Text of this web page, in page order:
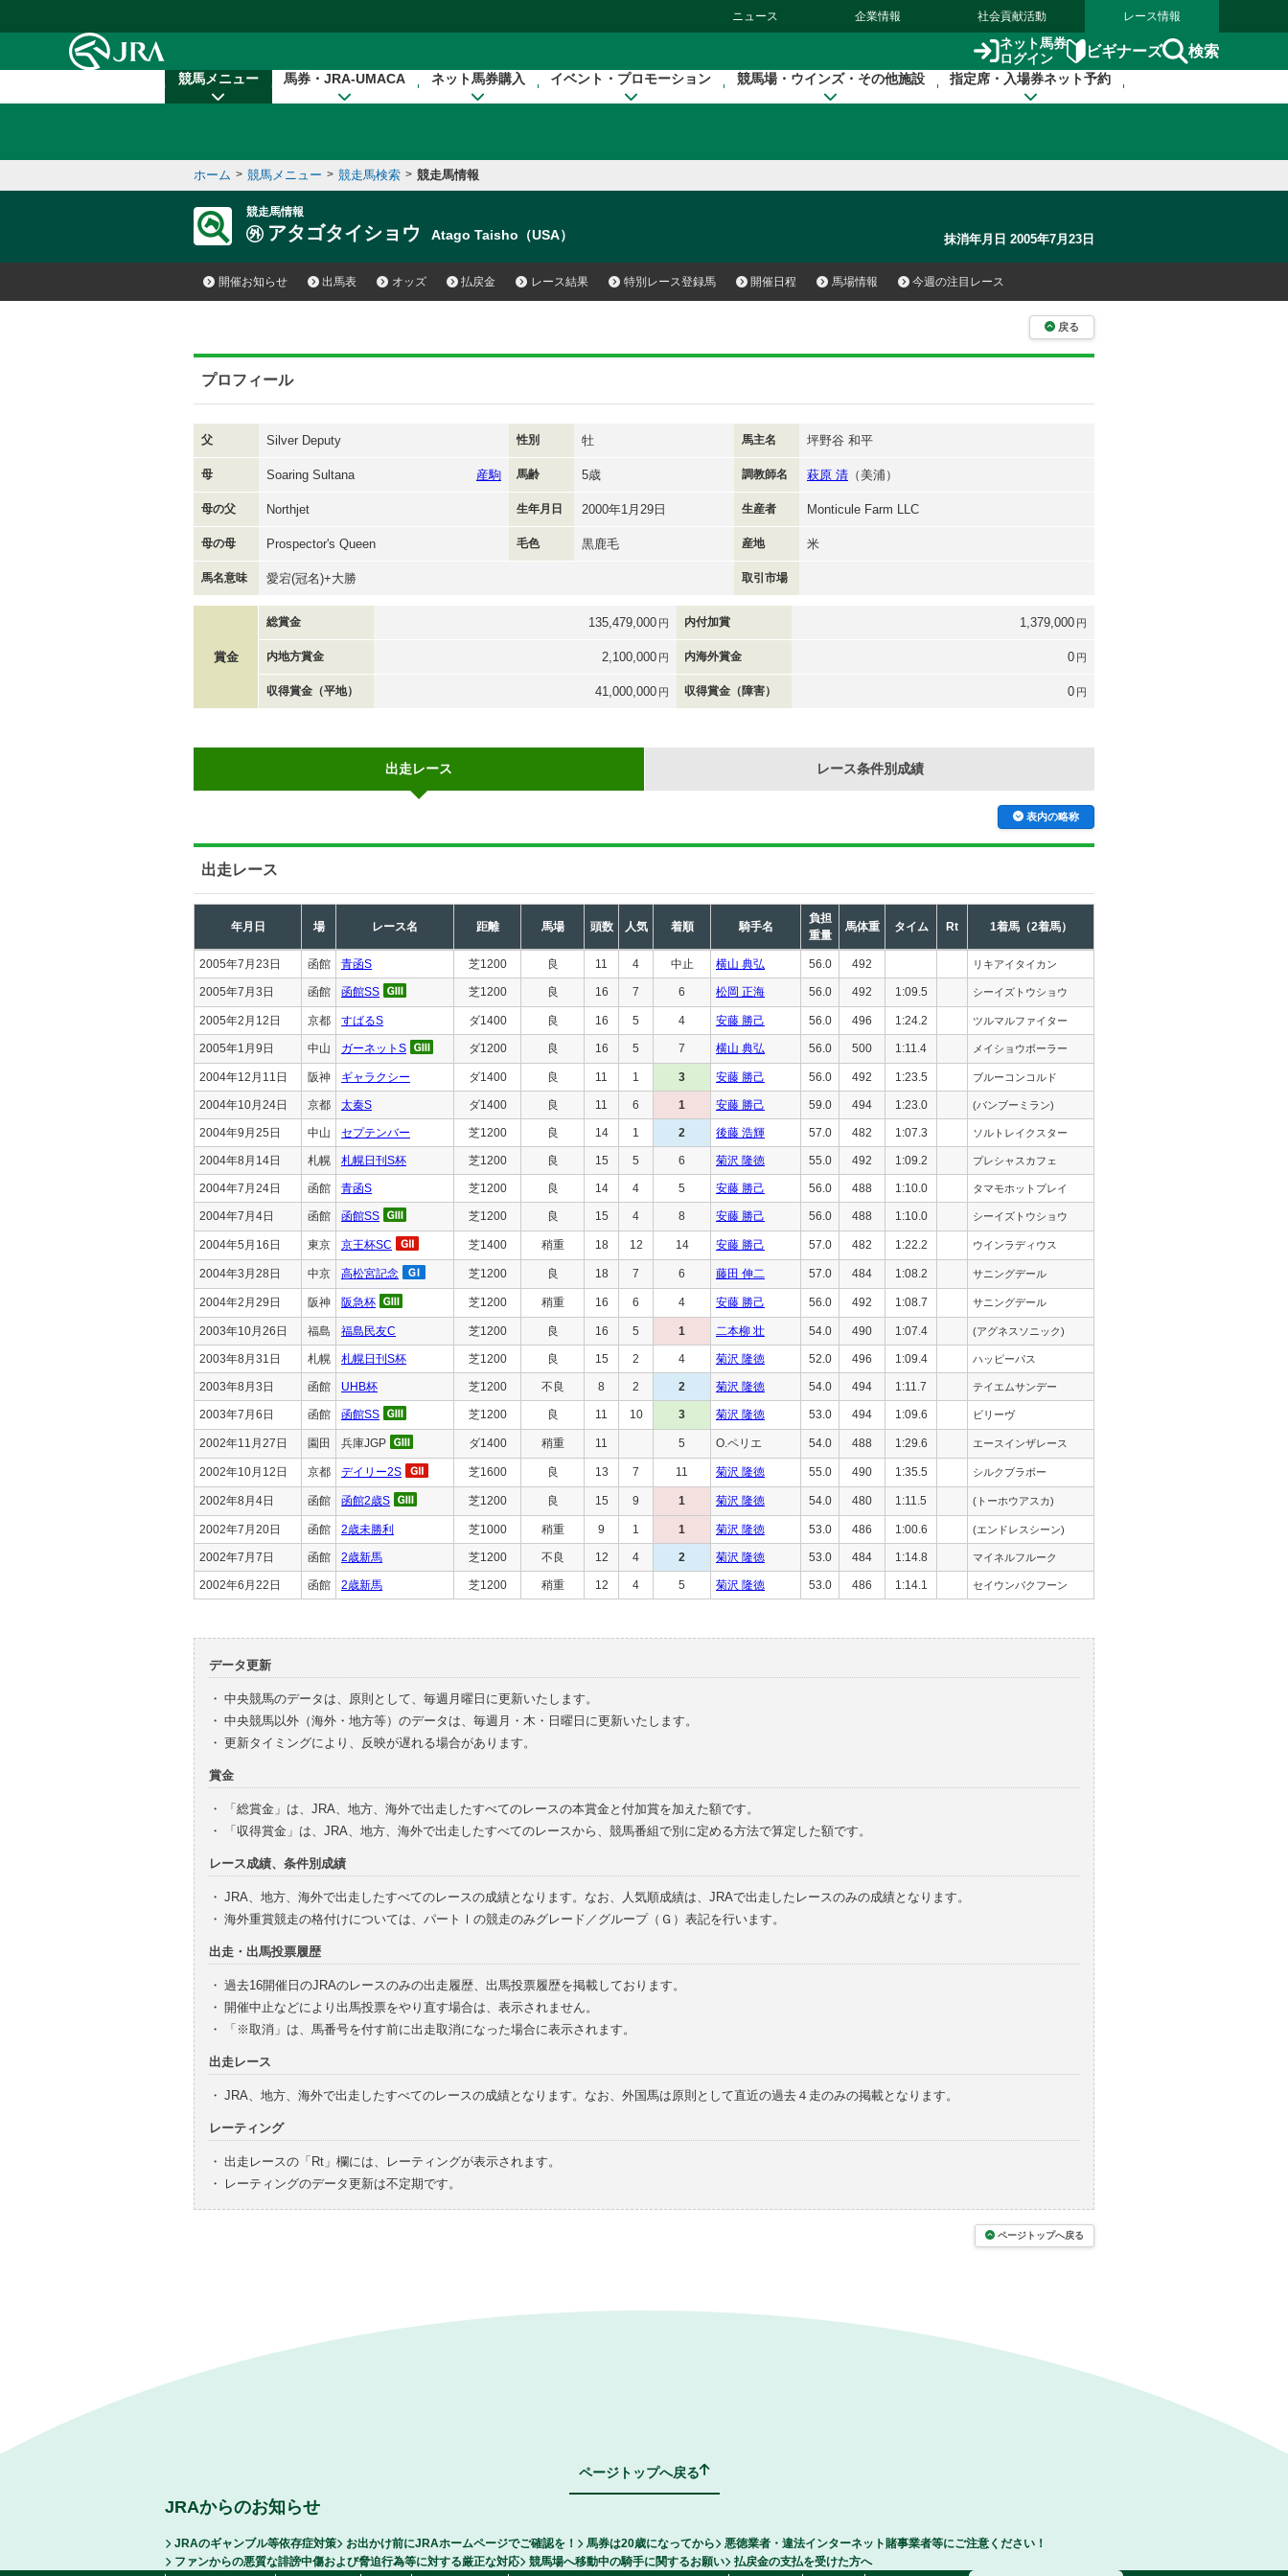
ニュース 企業情報 社会貢献活動 レース情報
ネット馬券
ログイン
ビギナーズ 検索
競馬メニュー 馬券・JRA-UMACA ネット馬券購入 イベント・プロモーション 競馬場・ウインズ・その他施設 指定席・入場券ネット予約
ホーム > 競馬メニュー > 競走馬検索 > 競走馬情報
競走馬情報
アタゴタイショウ Atago Taisho（USA） 抹消年月日 2005年7月23日
開催お知らせ 出馬表 オッズ 払戻金 レース結果 特別レース登録馬 開催日程 馬場情報 今週の注目レース
戻る
プロフィール
父 Silver Deputy 性別 牡 馬主名 坪野谷 和平
母 Soaring Sultana 産駒 馬齢 5歳 調教師名 萩原 清 （美浦）
母の父 Northjet 生年月日 2000年1月29日 生産者 Monticule Farm LLC
母の母 Prospector's Queen 毛色 黒鹿毛 産地 米
馬名意味 愛宕(冠名)+大勝 取引市場
賞金
総賞金 135,479,000 円 内付加賞 1,379,000 円
内地方賞金 2,100,000 円 内海外賞金 0 円
収得賞金（平地） 41,000,000 円 収得賞金（障害） 0 円
出走レース レース条件別成績
表内の略称
出走レース
年月日 場 レース名 距離 馬場 頭数 人気 着順 騎手名
負担
重量
馬体重 タイム Rt 1着馬（2着馬）
2005年7月23日 函館 青函S 芝1200 良 11 4 中止 横山 典弘 56.0 492 リキアイタイカン
2005年7月3日 函館 函館SS 芝1200 良 16 7 6 松岡 正海 56.0 492 1:09.5 シーイズトウショウ
2005年2月12日 京都 すばるS ダ1400 良 16 5 4 安藤 勝己 56.0 496 1:24.2 ツルマルファイター
2005年1月9日 中山 ガーネットS ダ1200 良 16 5 7 横山 典弘 56.0 500 1:11.4 メイショウボーラー
2004年12月11日 阪神 ギャラクシー ダ1400 良 11 1 3 安藤 勝己 56.0 492 1:23.5 ブルーコンコルド
2004年10月24日 京都 太秦S ダ1400 良 11 6 1 安藤 勝己 59.0 494 1:23.0 (バンブーミラン)
2004年9月25日 中山 セプテンバー 芝1200 良 14 1 2 後藤 浩輝 57.0 482 1:07.3 ソルトレイクスター
2004年8月14日 札幌 札幌日刊S杯 芝1200 良 15 5 6 菊沢 隆徳 55.0 492 1:09.2 プレシャスカフェ
2004年7月24日 函館 青函S 芝1200 良 14 4 5 安藤 勝己 56.0 488 1:10.0 タマモホットプレイ
2004年7月4日 函館 函館SS 芝1200 良 15 4 8 安藤 勝己 56.0 488 1:10.0 シーイズトウショウ
2004年5月16日 東京 京王杯SC 芝1400 稍重 18 12 14 安藤 勝己 57.0 482 1:22.2 ウインラディウス
2004年3月28日 中京 高松宮記念 芝1200 良 18 7 6 藤田 伸二 57.0 484 1:08.2 サニングデール
2004年2月29日 阪神 阪急杯 芝1200 稍重 16 6 4 安藤 勝己 56.0 492 1:08.7 サニングデール
2003年10月26日 福島 福島民友C 芝1200 良 16 5 1 二本柳 壮 54.0 490 1:07.4 (アグネスソニック)
2003年8月31日 札幌 札幌日刊S杯 芝1200 良 15 2 4 菊沢 隆徳 52.0 496 1:09.4 ハッピーパス
2003年8月3日 函館 UHB杯 芝1200 不良 8 2 2 菊沢 隆徳 54.0 494 1:11.7 テイエムサンデー
2003年7月6日 函館 函館SS 芝1200 良 11 10 3 菊沢 隆徳 53.0 494 1:09.6 ビリーヴ
2002年11月27日 園田 兵庫JGP ダ1400 稍重 11 5 O.ペリエ 54.0 488 1:29.6 エースインザレース
2002年10月12日 京都 デイリー2S 芝1600 良 13 7 11 菊沢 隆徳 55.0 490 1:35.5 シルクブラボー
2002年8月4日 函館 函館2歳S 芝1200 良 15 9 1 菊沢 隆徳 54.0 480 1:11.5 (トーホウアスカ)
2002年7月20日 函館 2歳未勝利 芝1000 稍重 9 1 1 菊沢 隆徳 53.0 486 1:00.6 (エンドレスシーン)
2002年7月7日 函館 2歳新馬 芝1200 不良 12 4 2 菊沢 隆徳 53.0 484 1:14.8 マイネルフルーク
2002年6月22日 函館 2歳新馬 芝1200 稍重 12 4 5 菊沢 隆徳 53.0 486 1:14.1 セイウンバクフーン
データ更新
・ 中央競馬のデータは、原則として、毎週月曜日に更新いたします。
・ 中央競馬以外（海外・地方等）のデータは、毎週月・木・日曜日に更新いたします。
・ 更新タイミングにより、反映が遅れる場合があります。
賞金
・
「総賞金」は、JRA、地方、海外で出走したすべてのレースの本賞金と付加賞を加えた額です。
・
「収得賞金」は、JRA、地方、海外で出走したすべてのレースから、競馬番組で別に定める方法で算定した額です。
レース成績、条件別成績
・ JRA、地方、海外で出走したすべてのレースの成績となります。なお、人気順成績は、JRAで出走したレースのみの成績となります。
・ 海外重賞競走の格付けについては、パートⅠの競走のみグレード／グループ（Ｇ）表記を行います。
出走・出馬投票履歴
・ 過去16開催日のJRAのレースのみの出走履歴、出馬投票履歴を掲載しております。
・ 開催中止などにより出馬投票をやり直す場合は、表示されません。
・
「※取消」は、馬番号を付す前に出走取消になった場合に表示されます。
出走レース
・ JRA、地方、海外で出走したすべてのレースの成績となります。なお、外国馬は原則として直近の過去４走のみの掲載となります。
レーティング
・ 出走レースの「Rt」欄には、レーティングが表示されます。
・
レーティングのデータ更新は不定期です。
ページトップへ戻る
ページトップへ戻る
JRAからのお知らせ
JRAのギャンブル等依存症対策 お出かけ前にJRAホームページでご確認を！ 馬券は20歳になってから
悪徳業者・違法インターネット賭事業者等にご注意ください！
ファンからの悪質な誹謗中傷および脅迫行為等に対する厳正な対応
競馬場へ移動中の騎手に関するお願い 払戻金の支払を受けた方へ